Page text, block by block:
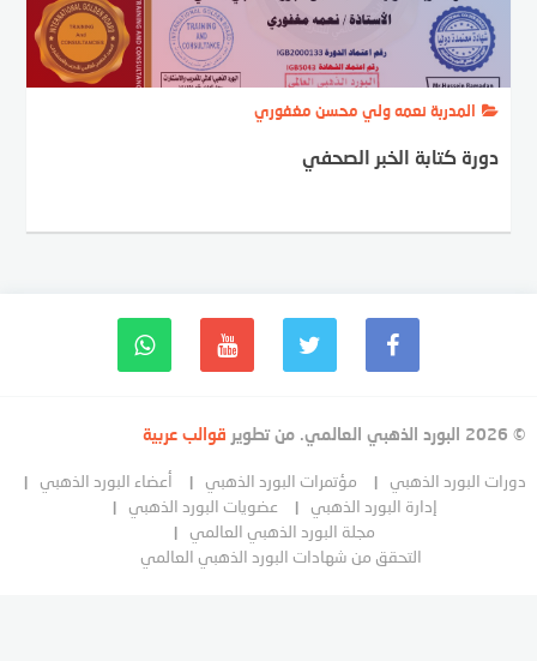
المدربة نعمه ولي محسن مغفوري
دورة كتابة الخبر الصحفي
© 2026 البورد الذهبي العالمي. من تطوير قوالب عربية
دورات البورد الذهبي مؤتمرات البورد الذهبي
أعضاء البورد الذهبي
إدارة البورد الذهبي
عضويات البورد الذهبي
مجلة البورد الذهبي العالمي
التحقق من شهادات البورد الذهبي العالمي